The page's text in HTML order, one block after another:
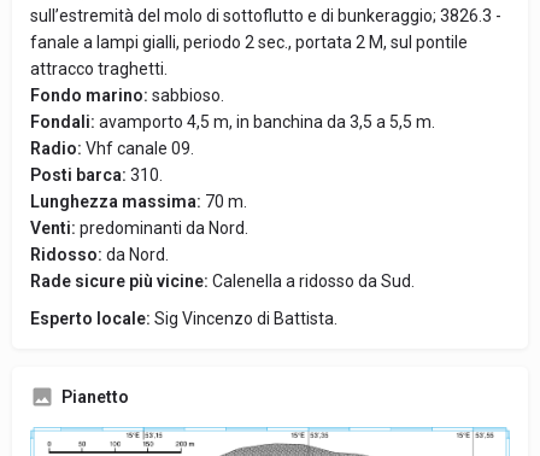
sull’estremità del molo di sottoflutto e di bunkeraggio; 3826.3 -
fanale a lampi gialli, periodo 2 sec., portata 2 M, sul pontile
attracco traghetti.
Fondo marino: sabbioso.
Fondali: avamporto 4,5 m, in banchina da 3,5 a 5,5 m.
Radio: Vhf canale 09.
Posti barca: 310.
Lunghezza massima: 70 m.
Venti: predominanti da Nord.
Ridosso: da Nord.
Rade sicure più vicine: Calenella a ridosso da Sud.
Esperto locale: Sig Vincenzo di Battista.
Pianetto